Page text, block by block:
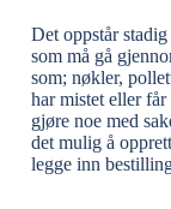
Det oppstår
som må gå
som; nøkler,
har mistet eller
gjøre noe med
det mulig å
legge inn